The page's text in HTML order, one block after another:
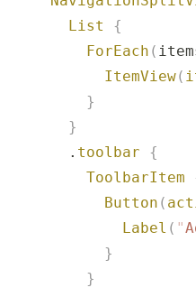
      List
{
        ForEach
(
          ItemView
(
        }
      }
      .
toolbar {
        ToolbarItem
          Button
(
            Label
( "
          }
        }